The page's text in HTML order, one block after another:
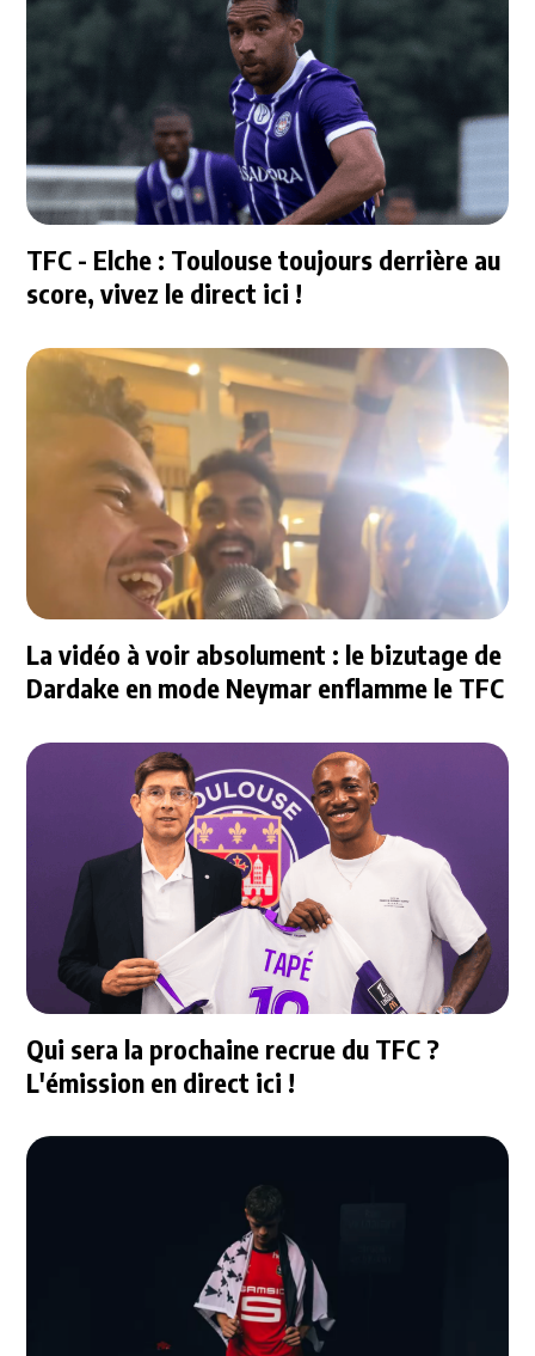
TFC - Elche : Toulouse toujours derrière au
score, vivez le direct ici !
La vidéo à voir absolument : le bizutage de
Dardake en mode Neymar enflamme le TFC
Qui sera la prochaine recrue du TFC ?
L'émission en direct ici !